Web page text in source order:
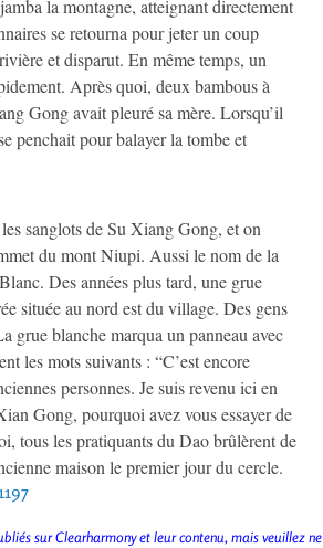
la montagne, atteignant directement
se retourna pour jeter un coup
et disparut. En même temps, un
Après quoi, deux bambous à
Gong avait pleuré sa mère. Lorsqu’il
penchait pour balayer la tombe et
sanglots de Su Xiang Gong, et on
du mont Niupi. Aussi le nom de la
Des années plus tard, une grue
située au nord est du village. Des gens
grue blanche marqua un panneau avec
les mots suivants : “C’est encore
personnes. Je suis revenu ici en
Gong, pourquoi avez vous essayer de
tous les pratiquants du Dao brûlèrent de
maison le premier jour du cercle.
sur Clearharmony et leur contenu, mais veuillez ne